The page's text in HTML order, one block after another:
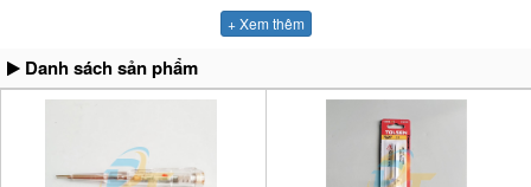
+ Xem thêm
Danh sách sản phẩm